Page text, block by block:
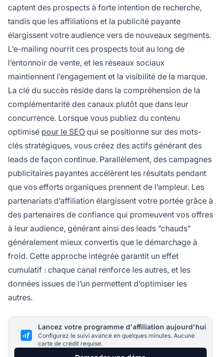
captent des prospects à forte intention de recherche,
tandis que les affiliations et la publicité payante
élargissent votre audience vers de nouveaux segments.
L’e-mailing nourrit ces prospects tout au long de
l’entonnoir de vente, et les réseaux sociaux
maintiennent l’engagement et la visibilité de la marque.
La clé du succès réside dans la compréhension de la
complémentarité des canaux plutôt que dans leur
concurrence. Lorsque vous publiez du contenu
optimisé pour le SEO qui se positionne sur des mots-
clés stratégiques, vous créez des actifs générant des
leads de façon continue. Parallèlement, des campagnes
publicitaires payantes accélèrent les résultats pendant
que vos efforts organiques prennent de l’ampleur. Les
partenariats d’affiliation élargissent votre portée grâce à
des partenaires de confiance qui promeuvent vos offres
à leur audience, générant ainsi des leads “chauds”
généralement mieux convertis que le démarchage à
froid. Cette approche intégrée garantit un effet
cumulatif : chaque canal renforce les autres, et les
données issues de l’un permettent d’optimiser les
autres.
Lancez votre programme d'affiliation aujourd'hui
Configurez le suivi avancé en quelques minutes. Aucune
carte de crédit requise.